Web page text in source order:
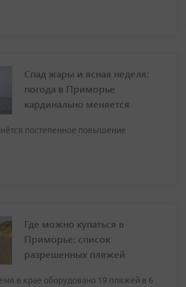
Спад жары и ясная неделя:
погода в Приморье
кардинально меняется
постепенное повышение
Где можно купаться в
Приморье: список
разрешенных пляжей
в крае оборудовано 19 пляжей в 6